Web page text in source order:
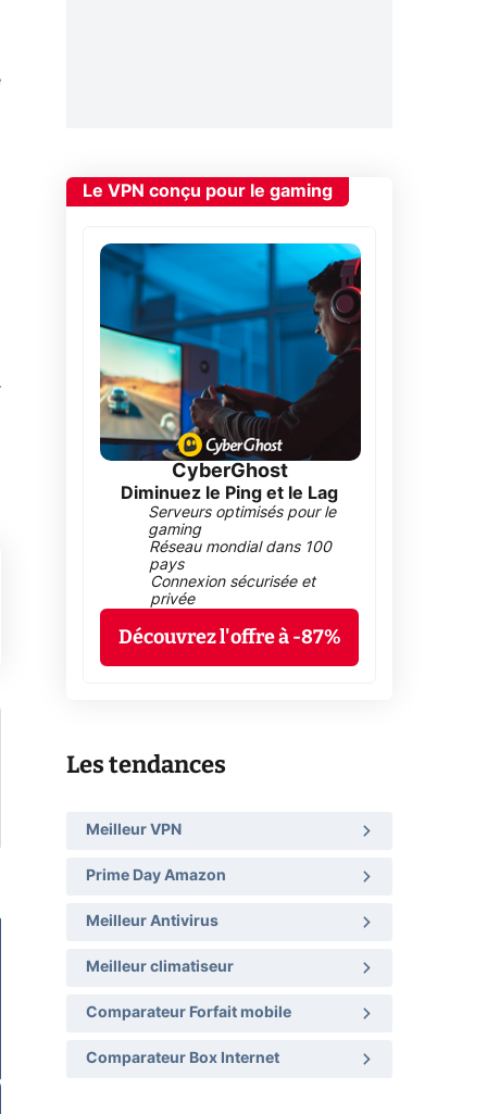
Le VPN conçu pour le gaming
CyberGhost
Diminuez le Ping et le Lag
Serveurs optimisés pour le
gaming
Réseau mondial dans 100
pays
Connexion sécurisée et
privée
Découvrez l'offre à -87%
Les tendances
Meilleur VPN
Prime Day Amazon
Meilleur Antivirus
Meilleur climatiseur
Comparateur Forfait mobile
Comparateur Box Internet